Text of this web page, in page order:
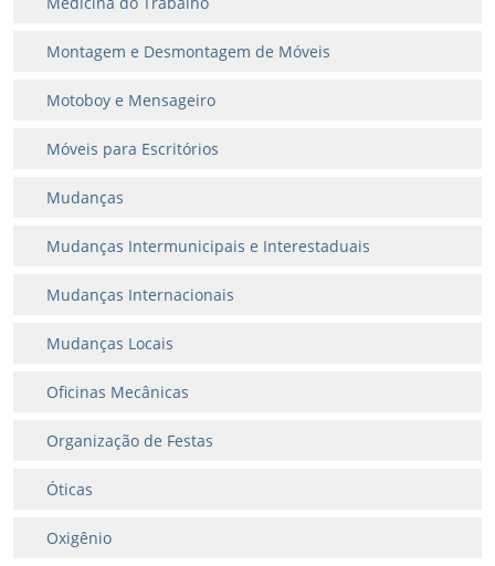
Montagem e Desmontagem de Móveis
Motoboy e Mensageiro
Móveis para Escritórios
Mudanças
Mudanças Intermunicipais e Interestaduais
Mudanças Internacionais
Mudanças Locais
Oficinas Mecânicas
Organização de Festas
Óticas
Oxigênio